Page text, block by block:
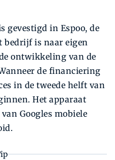
gevestigd in Espoo, de
bedrijf is naar eigen
ontwikkeling van de
de financiering
in de tweede helft van
Het apparaat
Googles mobiele